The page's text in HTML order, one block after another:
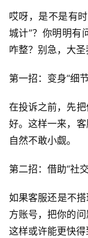
哎呀，是不是有
城计”？你明明有
咋整？别急，大圣
第一招：变身“细
在投诉之前，先
好。这样一来，客
自然不敢小觑。
第二招：借助“社
如果客服还是不
方账号，把你的
这样或许能更快得